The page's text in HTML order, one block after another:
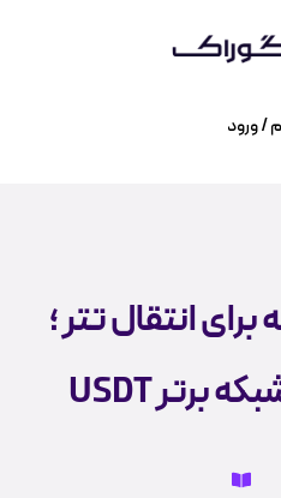
/ ورود
انتقال تتر ؛